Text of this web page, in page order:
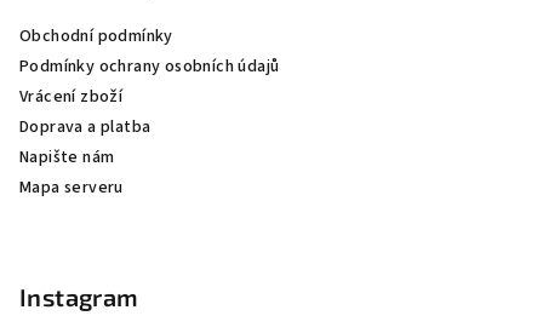
Obchodní podmínky
Podmínky ochrany osobních údajů
Vrácení zboží
Doprava a platba
Napište nám
Mapa serveru
Instagram